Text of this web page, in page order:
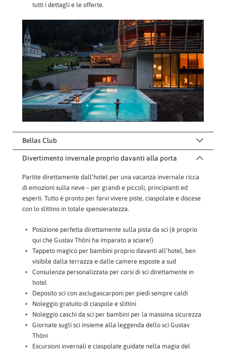
tutti i dettagli e le offerte.
Bellas Club
Divertimento invernale proprio davanti alla porta
Partite direttamente dall’hotel per una vacanza invernale ricca
di emozioni sulla neve – per grandi e piccoli, principianti ed
esperti. Tutto è pronto per farvi vivere piste, ciaspolate e discese
con lo slittino in totale spensieratezza.
Posizione perfetta direttamente sulla pista da sci (è proprio
qui che Gustav Thöni ha imparato a sciare!)
Tappeto magico per bambini proprio davanti all’hotel, ben
visibile dalla terrazza e dalle camere esposte a sud
Consulenza personalizzata per corsi di sci direttamente in
hotel
Deposito sci con asciugascarponi per piedi sempre caldi
Noleggio gratuito di ciaspole e slittini
Noleggio caschi da sci per bambini per la massima sicurezza
Giornate sugli sci insieme alla leggenda dello sci Gustav
Thöni
Escursioni invernali e ciaspolate guidate nella magia del